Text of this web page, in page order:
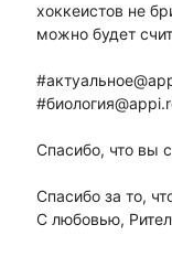
хоккеистов не
можно будет
Спасибо, что вы
Спасибо за то,
С любовью,